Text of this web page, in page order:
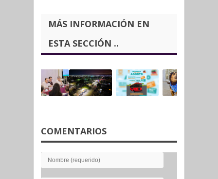
MÁS INFORMACIÓN EN
ESTA SECCIÓN ..
COMENTARIOS